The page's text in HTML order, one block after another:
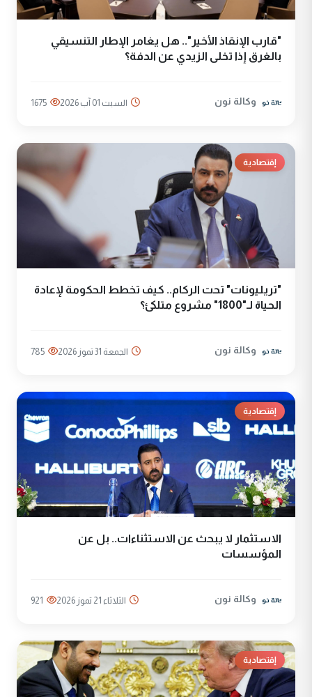
"قارب الإنقاذ الأخير".. هل يغامر الإطار التنسيقي
بالغرق إذا تخلى الزيدي عن الدفة؟
وكالة نون السبت 01 آب 2026 1675
إقتصادية
"تريليونات" تحت الركام.. كيف تخطط الحكومة لإعادة
الحياة لـ"1800" مشروع متلكئ؟
وكالة نون الجمعة 31 تموز 2026 785
إقتصادية
الاستثمار لا يبحث عن الاستثناءات.. بل عن
المؤسسات
وكالة نون الثلاثاء 21 تموز 2026 921
إقتصادية